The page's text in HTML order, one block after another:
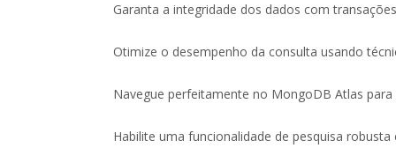
Garanta a integridade dos dados com
Otimize o desempenho da consulta usando
Navegue perfeitamente no MongoDB Atlas
Habilite uma funcionalidade de pesquisa robusta